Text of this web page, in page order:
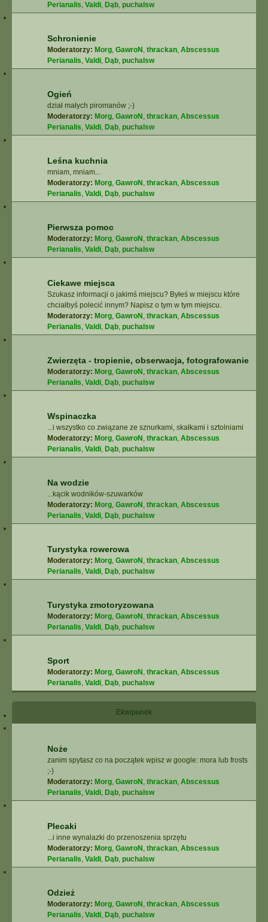
Perianalis, Valdi, Dąb, puchalsw
Schronienie
Moderatorzy: Morg, GawroN , thrackan, Abscessus
Perianalis, Valdi, Dąb, puchalsw
Ogień
dział małych piromanów ;-)
Moderatorzy: Morg, GawroN , thrackan, Abscessus
Perianalis, Valdi, Dąb, puchalsw
Leśna kuchnia
mniam, mniam...
Moderatorzy: Morg, GawroN , thrackan, Abscessus
Perianalis, Valdi, Dąb, puchalsw
Pierwsza pomoc
Moderatorzy: Morg, GawroN , thrackan, Abscessus
Perianalis, Valdi, Dąb, puchalsw
Ciekawe miejsca
Szukasz informacji o jakimś miejscu? Byłeś w miejscu które
chciałbyś polecić innym? Napisz o tym w tym miejscu.
Moderatorzy: Morg, GawroN , thrackan, Abscessus
Perianalis, Valdi, Dąb, puchalsw
Zwierzęta - tropienie, obserwacja, fotografowanie
Moderatorzy: Morg, GawroN , thrackan, Abscessus
Perianalis, Valdi, Dąb, puchalsw
Wspinaczka
...i wszystko co związane ze sznurkami, skałkami i sztolniami
Moderatorzy: Morg, GawroN , thrackan, Abscessus
Perianalis, Valdi, Dąb, puchalsw
Na wodzie
...kącik wodników-szuwarków
Moderatorzy: Morg, GawroN , thrackan, Abscessus
Perianalis, Valdi, Dąb, puchalsw
Turystyka rowerowa
Moderatorzy: Morg, GawroN , thrackan, Abscessus
Perianalis, Valdi, Dąb, puchalsw
Turystyka zmotoryzowana
Moderatorzy: Morg, GawroN , thrackan, Abscessus
Perianalis, Valdi, Dąb, puchalsw
Sport
Moderatorzy: Morg, GawroN , thrackan, Abscessus
Perianalis, Valdi, Dąb, puchalsw
Ekwipunek
Noże
zanim spytasz co na początek wpisz w google: mora lub frosts
;-)
Moderatorzy: Morg, GawroN , thrackan, Abscessus
Perianalis, Valdi, Dąb, puchalsw
Plecaki
...i inne wynalazki do przenoszenia sprzętu
Moderatorzy: Morg, GawroN , thrackan, Abscessus
Perianalis, Valdi, Dąb, puchalsw
Odzież
Moderatorzy: Morg, GawroN , thrackan, Abscessus
Perianalis, Valdi, Dąb, puchalsw